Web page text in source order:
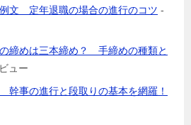
文 定年退職の場合の進行のコツ -
締めは三本締め？ 手締めの種類と
ュー
事の進行と段取りの基本を網羅！